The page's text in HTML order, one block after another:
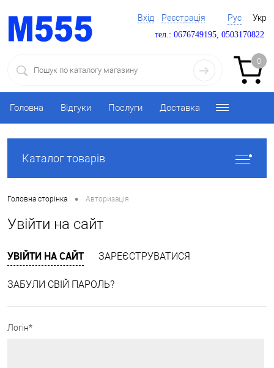
Вхід Реєстрація Рус Укр
тел.: 0676749195, 0503170822
0
Головна Відгуки Послуги Доставка
Каталог товарів
Головна сторінка • Авторизація
Увійти на сайт
УВІЙТИ НА САЙТ ЗАРЕЄСТРУВАТИСЯ
ЗАБУЛИ СВІЙ ПАРОЛЬ?
Логін*